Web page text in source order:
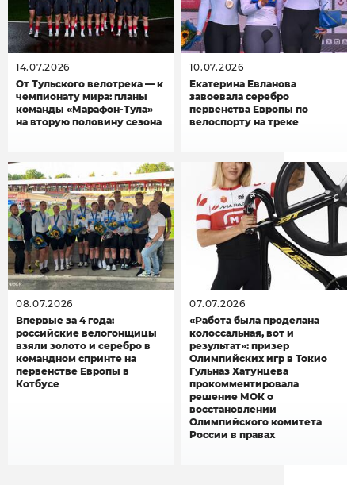
14.07.2026
От Тульского велотрека — к
чемпионату мира: планы
команды «Марафон-Тула»
на вторую половину сезона
10.07.2026
Екатерина Евланова
завоевала серебро
первенства Европы по
велоспорту на треке
08.07.2026
Впервые за 4 года:
российские велогонщицы
взяли золото и серебро в
командном спринте на
первенстве Европы в
Котбусе
07.07.2026
«Работа была проделана
колоссальная, вот и
результат»: призер
Олимпийских игр в Токио
Гульназ Хатунцева
прокомментировала
решение МОК о
восстановлении
Олимпийского комитета
России в правах